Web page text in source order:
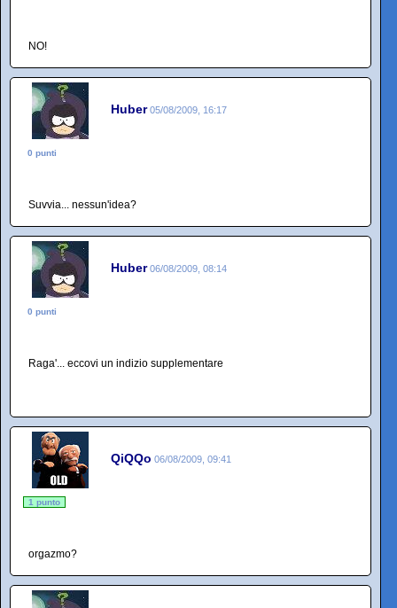
NO!
Huber 05/08/2009, 16:17
0 punti
Suvvia... nessun'idea?
Huber 06/08/2009, 08:14
0 punti
Raga'... eccovi un indizio supplementare
QiQQo 06/08/2009, 09:41
1 punto
orgazmo?